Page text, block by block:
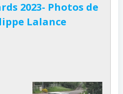
2023- Photos de
Lalance